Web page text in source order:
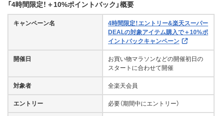
「4時間限定！＋10%ポイントバック」概要
キャンペーン名
4時間限定！エントリー&楽天スーパー
DEALの対象アイテム購入で＋10%ポ
イントバックキャンペーン
開催日
お買い物マラソンなどの開催初日の
スタートに合わせて開催
対象者 全楽天会員
エントリー 必要（期間中にエントリー）